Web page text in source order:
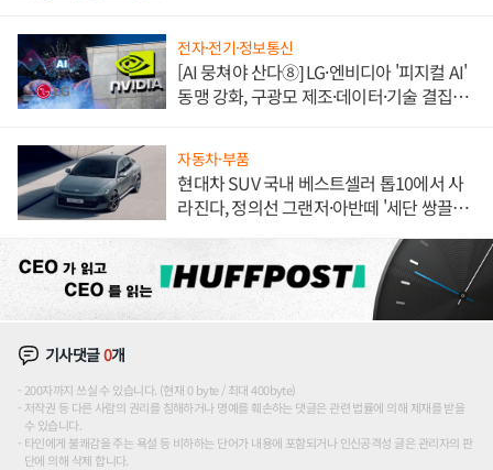
전자·전기·정보통신
[AI 뭉쳐야 산다⑧] LG·엔비디아 '피지컬 AI'
동맹 강화, 구광모 제조·데이터·기술 결집
자동차·부품
현대차 SUV 국내 베스트셀러 톱10에서 사
라진다, 정의선 그랜저·아반떼 '세단 쌍끌
기사댓글0개
200자까지 쓰실 수 있습니다. (현재 0 byte / 최대 400byte)
저작권 등 다른 사람의 권리를 침해하거나 명예를 훼손하는 댓글은 관련 법률에 의해 제재를 받을
수 있습니다.
타인에게 불쾌감을 주는 욕설 등 비하하는 단어가 내용에 포함되거나 인신공격성 글은 관리자의 판
단에 의해 삭제 합니다.